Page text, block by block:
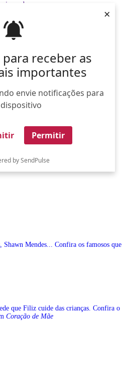
receber as
importantes
envie notificações para
Permitir
by SendPulse
×
registro sobre: casal-
Mendes... Confira os famosos que
que Filiz cuide das crianças. Confira o
Coração de Mãe